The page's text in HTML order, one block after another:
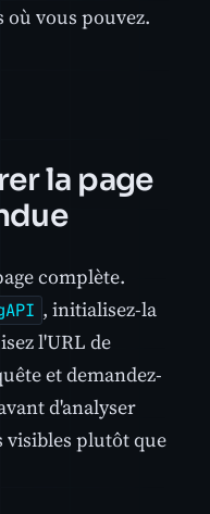
où vous pouvez.
la page
complète.
, initialisez-la
l'URL de
et demandez-
d'analyser
visibles plutôt que